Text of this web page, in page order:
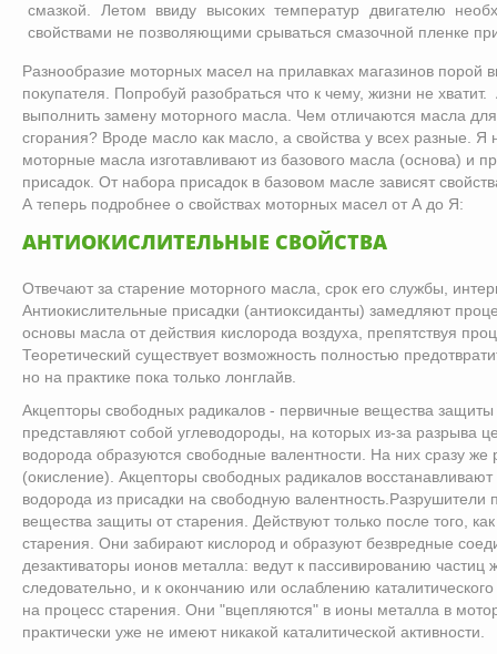
смазкой. Летом ввиду высоких температур двигателю
свойствами не позволяющими срываться смазочной пленке
Разнообразие моторных масел на прилавках магазинов порой
покупателя. Попробуй разобраться что к чему, жизни не хватит.
выполнить замену моторного масла. Чем отличаются масла для
сгорания? Вроде масло как масло, а свойства у всех разные. Я
моторные масла изготавливают из базового масла (основа) и
присадок. От набора присадок в базовом масле зависят
А теперь подробнее о свойствах моторных масел от А до Я:
АНТИОКИСЛИТЕЛЬНЫЕ СВОЙСТВА
Отвечают за старение моторного масла, срок его службы,
Антиокислительные присадки (антиоксиданты) замедляют
основы масла от действия кислорода воздуха, препятствуя
Теоретический существует возможность полностью
но на практике пока только лонглайв.
Акцепторы свободных радикалов - первичные вещества
представляют собой углеводороды, на которых из-за разрыва
водорода образуются свободные валентности. На них сразу же
(окисление). Акцепторы свободных радикалов
водорода из присадки на свободную валентность.Разрушители
вещества защиты от старения. Действуют только после того,
старения. Они забирают кислород и образуют безвредные
дезактиваторы ионов металла: ведут к пассивированию частиц
следовательно, и к окончанию или ослаблению
на процесс старения. Они "вцепляются" в ионы металла в
практически уже не имеют никакой каталитической активности.